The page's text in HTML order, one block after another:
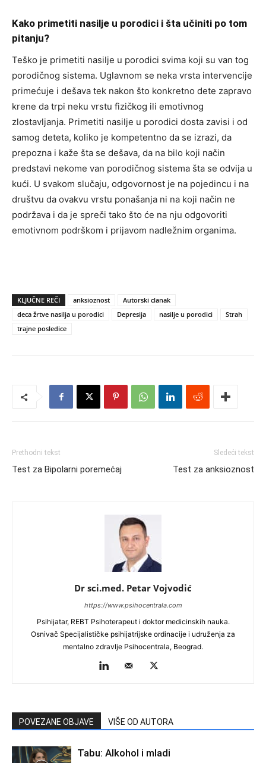
Kako primetiti nasilje u porodici i šta učiniti po tom
pitanju?
Teško je primetiti nasilje u porodici svima koji su van tog
porodičnog sistema. Uglavnom se neka vrsta intervencije
primećuje i dešava tek nakon što konkretno dete zapravo
krene da trpi neku vrstu fizičkog ili emotivnog
zlostavljanja. Primetiti nasilje u porodici dosta zavisi i od
samog deteta, koliko je kompetentno da se izrazi, da
prepozna i kaže šta se dešava, da na bilo koji način
predstavi nekome van porodičnog sistema šta se odvija u
kući. U svakom slučaju, odgovornost je na pojedincu i na
društvu da ovakvu vrstu ponašanja ni na koji način ne
podržava i da je spreči tako što će na nju odgovoriti
emotivnom podrškom i prijavom nadležnim organima.
KLJUČNE REČI anksioznost
Autorski clanak
deca žrtve nasilja u porodici
Depresija nasilje u porodici
Strah
trajne posledice
Prethodni tekst
Test za Bipolarni poremećaj
Sledeći tekst
Test za anksioznost
Dr sci.med. Petar Vojvodić
https://www.psihocentrala.com
Psihijatar, REBT Psihoterapeut i doktor medicinskih nauka.
Osnivač Specijalističke psihijatrijske ordinacije i udruženja za
mentalno zdravlje Psihocentrala, Beograd.
POVEZANE OBJAVE VIŠE OD AUTORA
Tabu: Alkohol i mladi